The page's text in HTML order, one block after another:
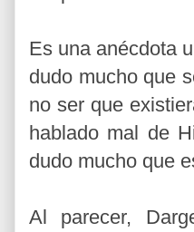
Es una anécdota
dudo mucho que
no ser que
hablado mal de
dudo mucho que
Al parecer,